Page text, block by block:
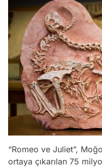
“Romeo ve Juliet”,
ortaya çıkarılan 75